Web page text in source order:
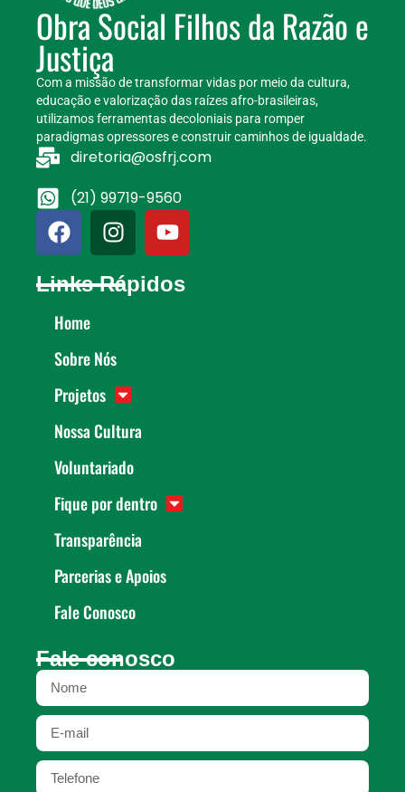
Obra Social Filhos da Razão e
Justiça
Com a missão de transformar vidas por meio da cultura,
educação e valorização das raízes afro-brasileiras,
utilizamos ferramentas decoloniais para romper
paradigmas opressores e construir caminhos de igualdade.
diretoria@osfrj.com
(21) 99719-9560
Links Rápidos
Home
Sobre Nós
Projetos
Nossa Cultura
Voluntariado
Fique por dentro
Transparência
Parcerias e Apoios
Fale Conosco
Fale conosco